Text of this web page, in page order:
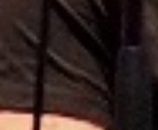
Prüfungen
(F)